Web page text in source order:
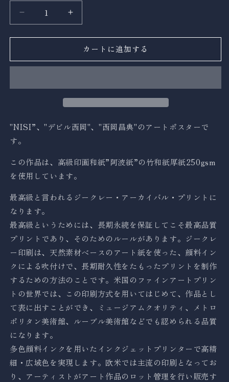
ART
Poster
の
ら
NISI
ART
Poster
no.02
の
を
増
や
す
カートに追加する
"NISI”、"デビル西岡"、"西岡昌典"のアートポスターで
す。
この作品は、高級印画和紙”阿波紙”の竹和紙厚紙250gsm
を使用しています。
最高級と言われるジークレー・アーカイバル・プリントに
なります。
最高級というためには、長期永続を保証してこそ最高品質
プリントであり、そのためのルールがあります。ジークレ
ー印刷は、天然素材ベースのアート紙を使った、顔料イン
クによる吹付けで、長期耐久性をたもったプリントを制作
するための方法のことです。米国のファインアートプリン
トの世界では、この印刷方式を用いてはじめて、作品とし
て表に出すことができ、ミュージアムクオリティ、メトロ
ポリタン美術館、ルーブル美術館などでも認められる品質
になります。
多色顔料インクを用いたインクジェットプリンターで高精
細・広域色を実現します。欧米では主流の印刷となってお
り、アーティストがアート作品のロット管理を行い販売す